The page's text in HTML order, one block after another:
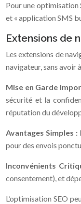
Pour une optimisation
et « application SMS
Extensions de
Les extensions de
navigateur, sans avoir
Mise en Garde
sécurité et la
réputation du
Avantages Simples :
pour des envois
Inconvénients
consentement), et
L’optimisation SEO